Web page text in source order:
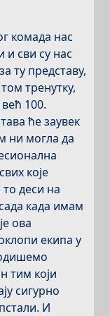
комада нас
и сви су нас
ту представу,
тренутку,
100.
ће заувек
ни могла да
које
деси на
када имам
ова
екипа у
тим који
сигурно
И